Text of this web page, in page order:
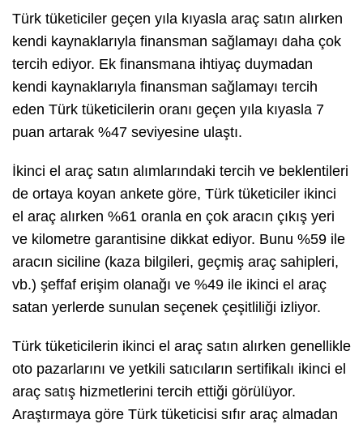
Türk tüketiciler geçen yıla kıyasla araç satın alırken
kendi kaynaklarıyla finansman sağlamayı daha çok
tercih ediyor. Ek finansmana ihtiyaç duymadan
kendi kaynaklarıyla finansman sağlamayı tercih
eden Türk tüketicilerin oranı geçen yıla kıyasla 7
puan artarak %47 seviyesine ulaştı.
İkinci el araç satın alımlarındaki tercih ve beklentileri
de ortaya koyan ankete göre, Türk tüketiciler ikinci
el araç alırken %61 oranla en çok aracın çıkış yeri
ve kilometre garantisine dikkat ediyor. Bunu %59 ile
aracın siciline (kaza bilgileri, geçmiş araç sahipleri,
vb.) şeffaf erişim olanağı ve %49 ile ikinci el araç
satan yerlerde sunulan seçenek çeşitliliği izliyor.
Türk tüketicilerin ikinci el araç satın alırken genellikle
oto pazarlarını ve yetkili satıcıların sertifikalı ikinci el
araç satış hizmetlerini tercih ettiği görülüyor.
Araştırmaya göre Türk tüketicisi sıfır araç almadan